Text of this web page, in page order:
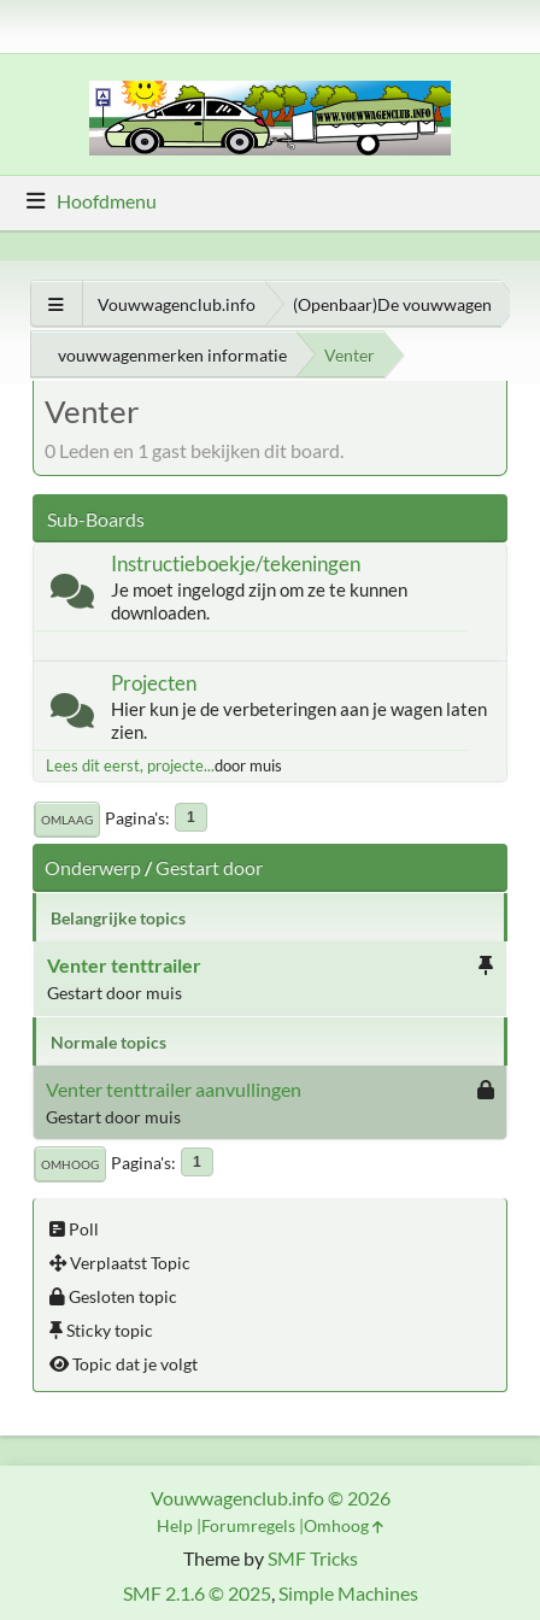
Hoofdmenu
Vouwwagenclub.info (Openbaar)De vouwwagen
vouwwagenmerken informatie Venter
Venter
0 Leden en 1 gast bekijken dit board.
Sub-Boards
Instructieboekje/tekeningen
Je moet ingelogd zijn om ze te kunnen
downloaden.
Projecten
Hier kun je de verbeteringen aan je wagen laten
zien.
Lees dit eerst, projecte...door muis
OMLAAG Pagina's 1
Onderwerp/Gestart door
Belangrijke topics
Venter tenttrailer
Gestart door muis
Normale topics
Venter tenttrailer aanvullingen
Gestart door muis
OMHOOG Pagina's 1
Poll
Verplaatst Topic
Gesloten topic
Sticky topic
Topic dat je volgt
Theme bySMF Tricks
SMF 2.1.6 © 2025,Simple Machines
Vouwwagenclub.info © 2026
Help Forumregels Omhoog